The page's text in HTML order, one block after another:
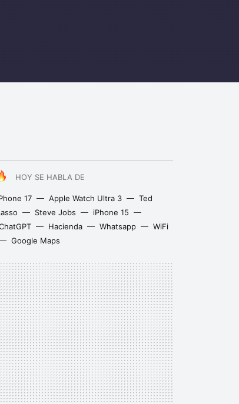
HOY SE HABLA DE
17 Apple Watch Ultra 3
Ted
Steve Jobs
iPhone 15
Hacienda Whatsapp
WiFi
Google Maps